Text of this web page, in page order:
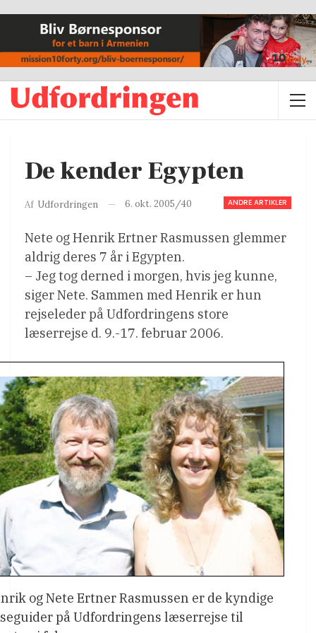
De kender Egypten
ANDRE ARTIKLER
Af Udfordringen 6. okt. 2005/40
Nete og Henrik Ertner Rasmussen glemmer
aldrig deres 7 år i Egypten.
– Jeg tog derned i morgen, hvis jeg kunne,
siger Nete. Sammen med Henrik er hun
rejseleder på Udfordringens store
læserrejse d. 9.-17. februar 2006.
og Nete Ertner Rasmussen er de kyndige
på Udfordringens læserrejse til